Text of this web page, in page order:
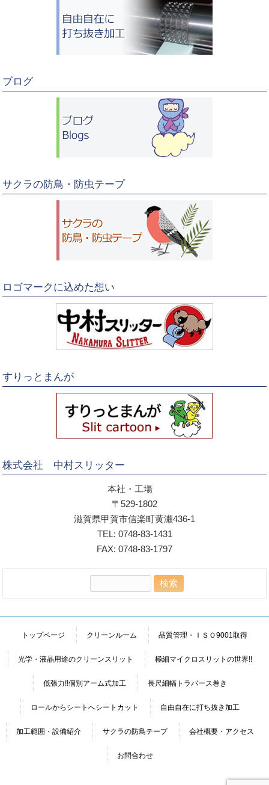
ブログ
サクラの防鳥・防虫テープ
ロゴマークに込めた想い
すりっとまんが
株式会社 中村スリッター
本社・工場
〒529-1802
滋賀県甲賀市信楽町黄瀬436-1
TEL: 0748-83-1431
FAX: 0748-83-1797
トップページ クリーンルーム 品質管理・ＩＳＯ9001取得
光学・液晶用途のクリーンスリット 極細マイクロスリットの世界!!
低張力!!個別アーム式加工 長尺細幅トラバース巻き
ロールからシートへシートカット 自由自在に打ち抜き加工
加工範囲・設備紹介 サクラの防鳥テープ 会社概要・アクセス
お問合わせ